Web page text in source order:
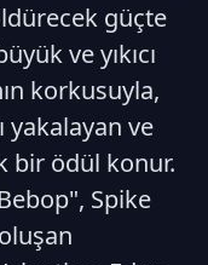
güçte
ve yıkıcı
korkusuyla,
yakalayan ve
bir ödül konur.
Spike